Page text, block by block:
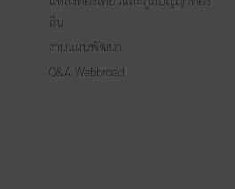
ถิ่น
งานแผนพัฒนา
Q&A Webbroad